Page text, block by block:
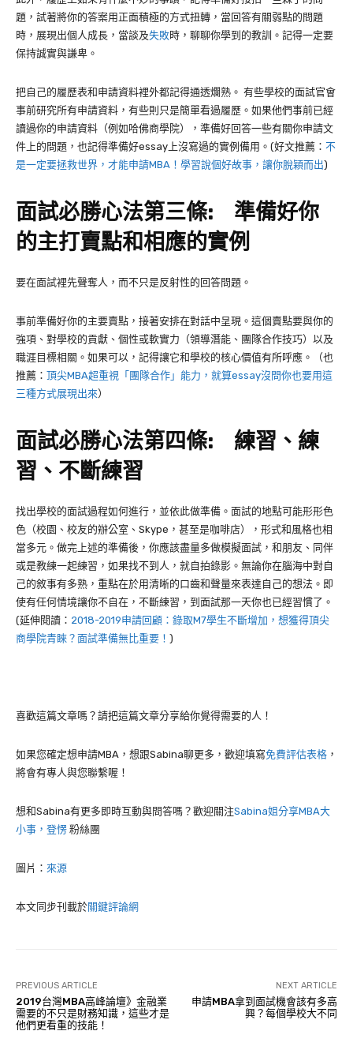
題，試著將你的答案用正面積極的方式扭轉，當回答有關弱點的問題
時，展現出個人成長，當談及失敗時，聊聊你學到的教訓。記得一定要
保持誠實與謙卑。
把自己的履歷表和申請資料裡外都記得通透爛熟。 有些學校的面試官會
事前研究所有申請資料，有些則只是簡單看過履歷。如果他們事前已經
讀過你的申請資料（例如哈佛商學院），準備好回答一些有關你申請文
件上的問題，也記得準備好essay上沒寫過的實例備用。(好文推薦： 不
是一定要拯救世界，才能申請MBA！學習說個好故事，讓你脫穎而出)
面試必勝心法第三條: 準備好你
的主打賣點和相應的實例
要在面試裡先聲奪人，而不只是反射性的回答問題。
事前準備好你的主要賣點，接著安排在對話中呈現。這個賣點要與你的
強項、對學校的貢獻、個性或軟實力（領導潛能、團隊合作技巧）以及
職涯目標相關。如果可以，記得讓它和學校的核心價值有所呼應。（也
推薦： 頂尖MBA超重視「團隊合作」能力，就算essay沒問你也要用這
三種方式展現出來）
面試必勝心法第四條: 練習、練
習、不斷練習
找出學校的面試過程如何進行，並依此做準備。面試的地點可能形形色
色（校園、校友的辦公室、Skype，甚至是咖啡店），形式和風格也相
當多元。做完上述的準備後，你應該盡量多做模擬面試，和朋友、同伴
或是教練一起練習，如果找不到人，就自拍錄影。無論你在腦海中對自
己的敘事有多熟，重點在於用清晰的口齒和聲量來表達自己的想法。即
使有任何情境讓你不自在，不斷練習，到面試那一天你也已經習慣了。
(延伸閱讀： 2018-2019申請回顧：錄取M7學生不斷增加，想獲得頂尖
商學院青睞？面試準備無比重要！ )
喜歡這篇文章嗎？請把這篇文章分享給你覺得需要的人！
如果您確定想申請MBA，想跟Sabina聊更多，歡迎填寫免費評估表格 ，
將會有專人與您聯繫喔！
想和Sabina有更多即時互動與問答嗎？歡迎關注Sabina姐分享MBA大
小事，登愣 粉絲團
圖片： 來源
本文同步刊載於關鍵評論網
PREVIOUS ARTICLE
2019台灣MBA高峰論壇》金融業
需要的不只是財務知識，這些才是
他們更看重的技能！
NEXT ARTICLE
申請MBA拿到面試機會該有多高
興？每個學校大不同